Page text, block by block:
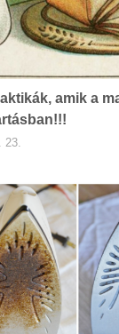
amik a
23.